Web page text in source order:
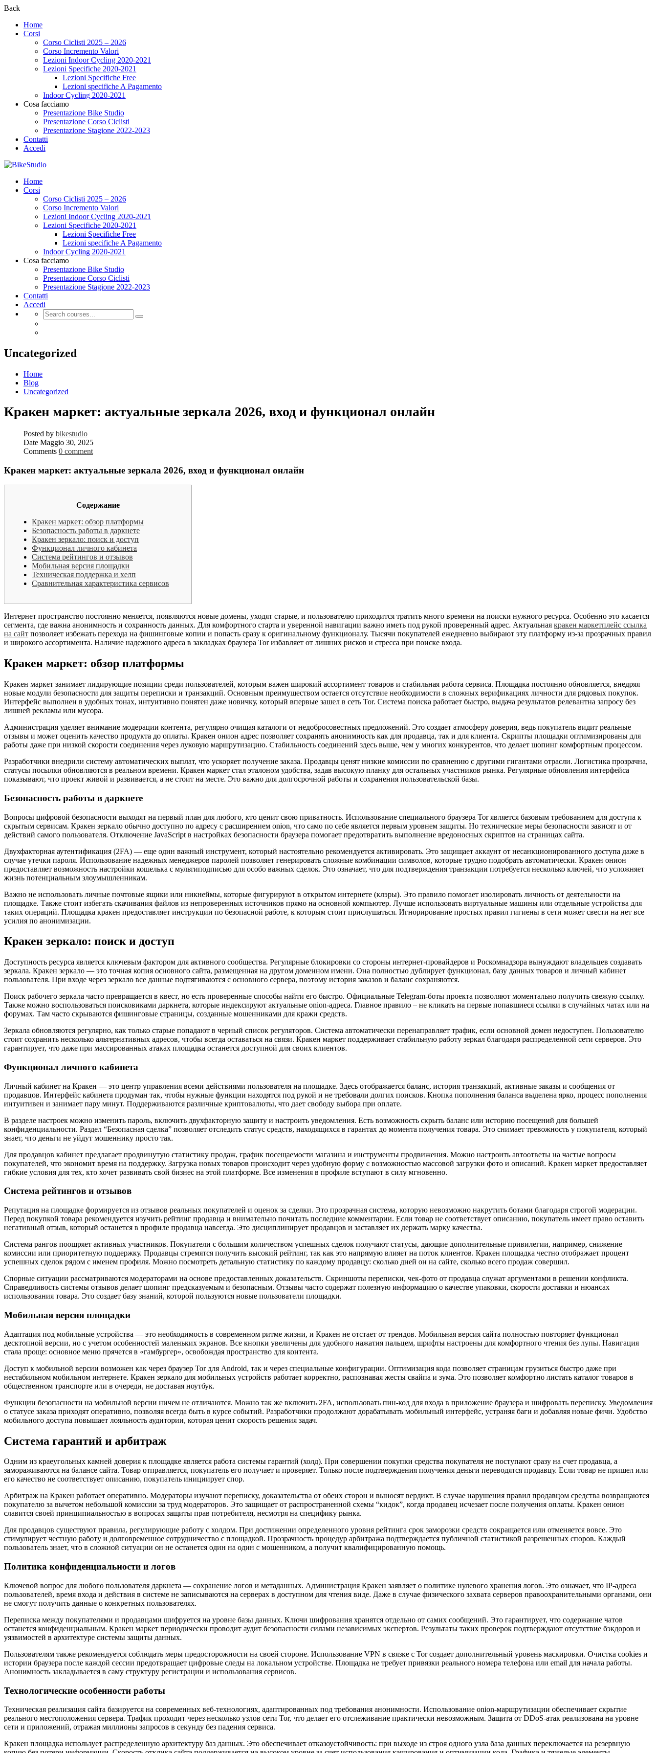
Back
Home
Corsi
Corso Ciclisti 2025 – 2026
Corso Incremento Valori
Lezioni Indoor Cycling 2020-2021
Lezioni Specifiche 2020-2021
Lezioni Specifiche Free
Lezioni specifiche A Pagamento
Indoor Cycling 2020-2021
Cosa facciamo
Presentazione Bike Studio
Presentazione Corso Ciclisti
Presentazione Stagione 2022-2023
Contatti
Accedi
Home
Corsi
Corso Ciclisti 2025 – 2026
Corso Incremento Valori
Lezioni Indoor Cycling 2020-2021
Lezioni Specifiche 2020-2021
Lezioni Specifiche Free
Lezioni specifiche A Pagamento
Indoor Cycling 2020-2021
Cosa facciamo
Presentazione Bike Studio
Presentazione Corso Ciclisti
Presentazione Stagione 2022-2023
Contatti
Accedi
Uncategorized
Home
Blog
Uncategorized
Кракен маркет: актуальные зеркала 2026, вход и функционал онлайн
Posted by bikestudio
Date Maggio 30, 2025
Comments 0 comment
Кракен маркет: актуальные зеркала 2026, вход и функционал онлайн
Содержание
Кракен маркет: обзор платформы
Безопасность работы в даркнете
Кракен зеркало: поиск и доступ
Функционал личного кабинета
Система рейтингов и отзывов
Мобильная версия площадки
Техническая поддержка и хелп
Сравнительная характеристика сервисов
Интернет пространство постоянно меняется, появляются новые домены, уходят старые, и пользователю приходится тратить много времени на поиски нужного ресурса. Особенно это касается
сегмента, где важна анонимность и сохранность данных. Для комфортного старта и уверенной навигации важно иметь под рукой проверенный адрес. Актуальная кракен маркетплейс ссылка
на сайт позволяет избежать перехода на фишинговые копии и попасть сразу к оригинальному функционалу. Тысячи покупателей ежедневно выбирают эту платформу из-за прозрачных правил
и широкого ассортимента. Наличие надежного адреса в закладках браузера Tor избавляет от лишних рисков и стресса при поиске входа.
Кракен маркет: обзор платформы
Кракен маркет занимает лидирующие позиции среди пользователей, которым важен широкий ассортимент товаров и стабильная работа сервиса. Площадка постоянно обновляется, внедряя
новые модули безопасности для защиты переписки и транзакций. Основным преимуществом остается отсутствие необходимости в сложных верификациях личности для рядовых покупок.
Интерфейс выполнен в удобных тонах, интуитивно понятен даже новичку, который впервые зашел в сеть Tor. Система поиска работает быстро, выдача результатов релевантна запросу без
лишней рекламы или мусора.
Администрация уделяет внимание модерации контента, регулярно очищая каталоги от недобросовестных предложений. Это создает атмосферу доверия, ведь покупатель видит реальные
отзывы и может оценить качество продукта до оплаты. Кракен онион адрес позволяет сохранять анонимность как для продавца, так и для клиента. Скрипты площадки оптимизированы для
работы даже при низкой скорости соединения через луковую маршрутизацию. Стабильность соединений здесь выше, чем у многих конкурентов, что делает шопинг комфортным процессом.
Разработчики внедрили систему автоматических выплат, что ускоряет получение заказа. Продавцы ценят низкие комиссии по сравнению с другими гигантами отрасли. Логистика прозрачна,
статусы посылки обновляются в реальном времени. Кракен маркет стал эталоном удобства, задав высокую планку для остальных участников рынка. Регулярные обновления интерфейса
показывают, что проект живой и развивается, а не стоит на месте. Это важно для долгосрочной работы и сохранения пользовательской базы.
Безопасность работы в даркнете
Вопросы цифровой безопасности выходят на первый план для любого, кто ценит свою приватность. Использование специального браузера Tor является базовым требованием для доступа к
скрытым сервисам. Кракен зеркало обычно доступно по адресу с расширением onion, что само по себе является первым уровнем защиты. Но технические меры безопасности зависят и от
действий самого пользователя. Отключение JavaScript в настройках безопасности браузера помогает предотвратить выполнение вредоносных скриптов на страницах сайта.
Двухфакторная аутентификация (2FA) — еще один важный инструмент, который настоятельно рекомендуется активировать. Это защищает аккаунт от несанкционированного доступа даже в
случае утечки пароля. Использование надежных менеджеров паролей позволяет генерировать сложные комбинации символов, которые трудно подобрать автоматически. Кракен онион
предоставляет возможность настройки кошелька с мультиподписью для особо важных сделок. Это означает, что для подтверждения транзакции потребуется несколько ключей, что усложняет
жизнь потенциальным злоумышленникам.
Важно не использовать личные почтовые ящики или никнеймы, которые фигурируют в открытом интернете (клэры). Это правило помогает изолировать личность от деятельности на
площадке. Также стоит избегать скачивания файлов из непроверенных источников прямо на основной компьютер. Лучше использовать виртуальные машины или отдельные устройства для
таких операций. Площадка кракен предоставляет инструкции по безопасной работе, к которым стоит прислушаться. Игнорирование простых правил гигиены в сети может свести на нет все
усилия по анонимизации.
Кракен зеркало: поиск и доступ
Доступность ресурса является ключевым фактором для активного сообщества. Регулярные блокировки со стороны интернет-провайдеров и Роскомнадзора вынуждают владельцев создавать
зеркала. Кракен зеркало — это точная копия основного сайта, размещенная на другом доменном имени. Она полностью дублирует функционал, базу данных товаров и личный кабинет
пользователя. При входе через зеркало все данные подтягиваются с основного сервера, поэтому история заказов и баланс сохраняются.
Поиск рабочего зеркала часто превращается в квест, но есть проверенные способы найти его быстро. Официальные Telegram-боты проекта позволяют моментально получить свежую ссылку.
Также можно воспользоваться поисковиками даркнета, которые индексируют актуальные onion-адреса. Главное правило – не кликать на первые попавшиеся ссылки в случайных чатах или на
форумах. Там часто скрываются фишинговые страницы, созданные мошенниками для кражи средств.
Зеркала обновляются регулярно, как только старые попадают в черный список регуляторов. Система автоматически перенаправляет трафик, если основной домен недоступен. Пользователю
стоит сохранить несколько альтернативных адресов, чтобы всегда оставаться на связи. Кракен маркет поддерживает стабильную работу зеркал благодаря распределенной сети серверов. Это
гарантирует, что даже при массированных атаках площадка останется доступной для своих клиентов.
Функционал личного кабинета
Личный кабинет на Кракен — это центр управления всеми действиями пользователя на площадке. Здесь отображается баланс, история транзакций, активные заказы и сообщения от
продавцов. Интерфейс кабинета продуман так, чтобы нужные функции находятся под рукой и не требовали долгих поисков. Кнопка пополнения баланса выделена ярко, процесс пополнения
интуитивен и занимает пару минут. Поддерживаются различные криптовалюты, что дает свободу выбора при оплате.
В разделе настроек можно изменить пароль, включить двухфакторную защиту и настроить уведомления. Есть возможность скрыть баланс или историю посещений для большей
конфиденциальности. Раздел “Безопасная сделка” позволяет отследить статус средств, находящихся в гарантах до момента получения товара. Это снимает тревожность у покупателя, который
знает, что деньги не уйдут мошеннику просто так.
Для продавцов кабинет предлагает продвинутую статистику продаж, график посещаемости магазина и инструменты продвижения. Можно настроить автоответы на частые вопросы
покупателей, что экономит время на поддержку. Загрузка новых товаров происходит через удобную форму с возможностью массовой загрузки фото и описаний. Кракен маркет предоставляет
гибкие условия для тех, кто хочет развивать свой бизнес на этой платформе. Все изменения в профиле вступают в силу мгновенно.
Система рейтингов и отзывов
Репутация на площадке формируется из отзывов реальных покупателей и оценок за сделки. Это прозрачная система, которую невозможно накрутить ботами благодаря строгой модерации.
Перед покупкой товара рекомендуется изучить рейтинг продавца и внимательно почитать последние комментарии. Если товар не соответствует описанию, покупатель имеет право оставить
негативный отзыв, который останется в профиле продавца навсегда. Это дисциплинирует продавцов и заставляет их держать марку качества.
Система рангов поощряет активных участников. Покупатели с большим количеством успешных сделок получают статусы, дающие дополнительные привилегии, например, снижение
комиссии или приоритетную поддержку. Продавцы стремятся получить высокий рейтинг, так как это напрямую влияет на поток клиентов. Кракен площадка честно отображает процент
успешных сделок рядом с именем профиля. Можно посмотреть детальную статистику по каждому продавцу: сколько дней он на сайте, сколько всего продаж совершил.
Спорные ситуации рассматриваются модераторами на основе предоставленных доказательств. Скриншоты переписки, чек-фото от продавца служат аргументами в решении конфликта.
Справедливость системы отзывов делает шопинг предсказуемым и безопасным. Отзывы часто содержат полезную информацию о качестве упаковки, скорости доставки и нюансах
использования товара. Это создает базу знаний, которой пользуются новые пользователи площадки.
Мобильная версия площадки
Адаптация под мобильные устройства — это необходимость в современном ритме жизни, и Кракен не отстает от трендов. Мобильная версия сайта полностью повторяет функционал
десктопной версии, но с учетом особенностей маленьких экранов. Все кнопки увеличены для удобного нажатия пальцем, шрифты настроены для комфортного чтения без лупы. Навигация
стала проще: основное меню прячется в «гамбургер», освобождая пространство для контента.
Доступ к мобильной версии возможен как через браузер Tor для Android, так и через специальные конфигурации. Оптимизация кода позволяет страницам грузиться быстро даже при
нестабильном мобильном интернете. Кракен зеркало для мобильных устройств работает корректно, распознавая жесты свайпа и зума. Это позволяет комфортно листать каталог товаров в
общественном транспорте или в очереди, не доставая ноутбук.
Функции безопасности на мобильной версии ничем не отличаются. Можно так же включить 2FA, использовать пин-код для входа в приложение браузера и шифровать переписку. Уведомления
о статусе заказа приходят оперативно, позволяя всегда быть в курсе событий. Разработчики продолжают дорабатывать мобильный интерфейс, устраняя баги и добавляя новые фичи. Удобство
мобильного доступа повышает лояльность аудитории, которая ценит скорость решения задач.
Система гарантий и арбитраж
Одним из краеугольных камней доверия к площадке является работа системы гарантий (холд). При совершении покупки средства покупателя не поступают сразу на счет продавца, а
замораживаются на балансе сайта. Товар отправляется, покупатель его получает и проверяет. Только после подтверждения получения деньги переводятся продавцу. Если товар не пришел или
его качество не соответствует описанию, покупатель инициирует спор.
Арбитраж на Кракен работает оперативно. Модераторы изучают переписку, доказательства от обеих сторон и выносят вердикт. В случае нарушения правил продавцом средства возвращаются
покупателю за вычетом небольшой комиссии за труд модераторов. Это защищает от распространенной схемы “кидок”, когда продавец исчезает после получения оплаты. Кракен онион
славится своей принципиальностью в вопросах защиты прав потребителя, несмотря на специфику рынка.
Для продавцов существуют правила, регулирующие работу с холдом. При достижении определенного уровня рейтинга срок заморозки средств сокращается или отменяется вовсе. Это
стимулирует честную работу и долговременное сотрудничество с площадкой. Прозрачность процедур арбитража подтверждается публичной статистикой разрешенных споров. Каждый
пользователь знает, что в сложной ситуации он не останется один на один с мошенником, а получит квалифицированную помощь.
Политика конфиденциальности и логов
Ключевой вопрос для любого пользователя даркнета — сохранение логов и метаданных. Администрация Кракен заявляет о политике нулевого хранения логов. Это означает, что IP-адреса
пользователей, время входа и действия в системе не записываются на серверах в доступном для чтения виде. Даже в случае физического захвата серверов правоохранительными органами, они
не смогут получить данные о конкретных пользователях.
Переписка между покупателями и продавцами шифруется на уровне базы данных. Ключи шифрования хранятся отдельно от самих сообщений. Это гарантирует, что содержание чатов
останется конфиденциальным. Кракен маркет периодически проводит аудит безопасности силами независимых экспертов. Результаты таких проверок подтверждают отсутствие бэкдоров и
уязвимостей в архитектуре системы защиты данных.
Пользователям также рекомендуется соблюдать меры предосторожности на своей стороне. Использование VPN в связке с Tor создает дополнительный уровень маскировки. Очистка cookies и
истории браузера после каждой сессии предотвращает цифровые следы на локальном устройстве. Площадка не требует привязки реального номера телефона или email для начала работы.
Анонимность закладывается в саму структуру регистрации и использования сервисов.
Технологические особенности работы
Техническая реализация сайта базируется на современных веб-технологиях, адаптированных под требования анонимности. Использование onion-маршрутизации обеспечивает скрытие
реального местоположения сервера. Трафик проходит через несколько узлов сети Tor, что делает его отслеживание практически невозможным. Защита от DDoS-атак реализована на уровне
сети и приложений, отражая миллионы запросов в секунду без падения сервиса.
Кракен площадка использует распределенную архитектуру баз данных. Это обеспечивает отказоустойчивость: при выходе из строя одного узла база данных переключается на резервную